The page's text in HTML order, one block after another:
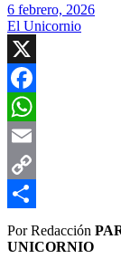
6 febrero, 2026
El Unicornio
X
Facebook
WhatsApp
Email
Copy
Link
Compartir
Por Redacción
UNICORNIO